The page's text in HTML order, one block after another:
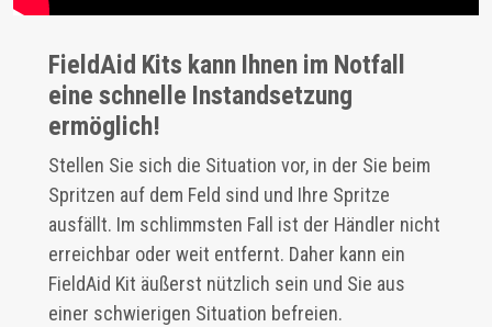
FieldAid Kits kann Ihnen im Notfall
eine schnelle Instandsetzung
ermöglich!
Stellen Sie sich die Situation vor, in der Sie beim
Spritzen auf dem Feld sind und Ihre Spritze
ausfällt. Im schlimmsten Fall ist der Händler nicht
erreichbar oder weit entfernt. Daher kann ein
FieldAid Kit äußerst nützlich sein und Sie aus
einer schwierigen Situation befreien.